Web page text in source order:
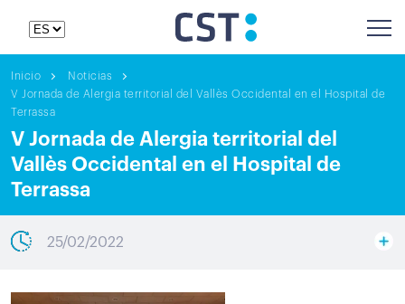
Inicio
Noticias
V Jornada de Alergia territorial del Vallès Occidental en el Hospital de
Terrassa
V Jornada de Alergia territorial del
Vallès Occidental en el Hospital de
Terrassa
25/02/2022